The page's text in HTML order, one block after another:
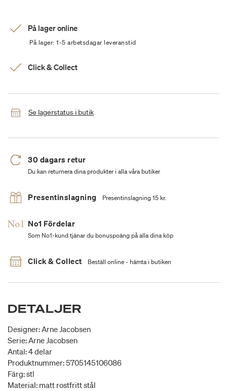
På lager online
På lager: 1-5 arbetsdagar leveranstid
Click & Collect
Se lagerstatus i butik
30 dagars retur
Du kan returnera dina produkter i alla våra butiker
Presentinslagning Presentinslagning 15 kr.
No1 Fördelar
Som No1-kund tjänar du bonuspoäng på alla dina köp
Click & Collect Beställ online - hämta i butiken
DETALJER
Designer: Arne Jacobsen
Serie: Arne Jacobsen
Antal: 4 delar
Produktnummer: 5705145106086
Färg: stl
Material: matt rostfritt stål